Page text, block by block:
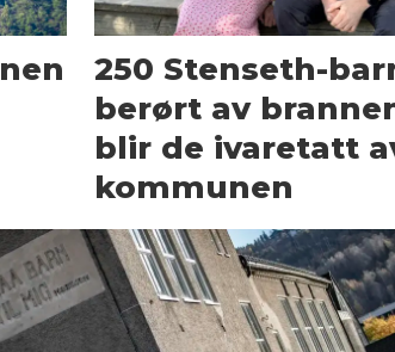
250 Stenseth-
berørt av
blir de ivaretatt
kommunen